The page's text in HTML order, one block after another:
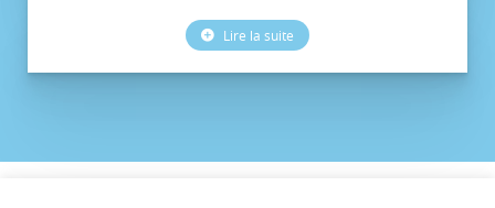
Lire la suite